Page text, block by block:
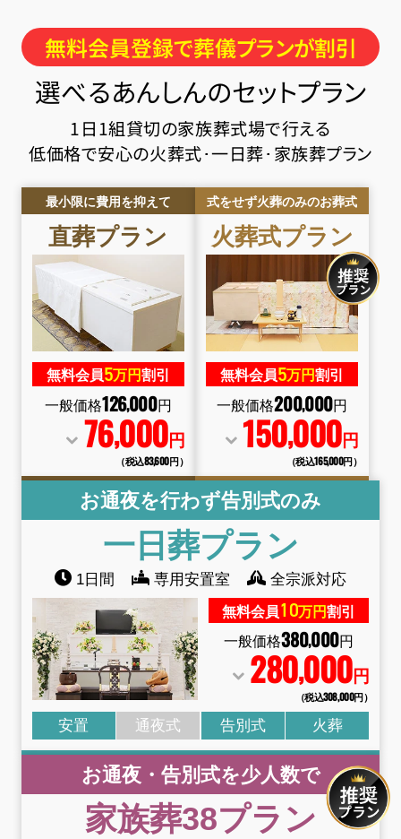
無料会員登録で葬儀プランが割引
選べるあんしんのセットプラン
1日1組貸切の家族葬式場で行える
低価格で安心の火葬式･一日葬･家族葬プラン
最小限に費用を抑えて
直葬プラン
無料会員5万円割引
一般価格126,000円
76,000円
（税込83,600円）
式をせず火葬のみのお葬式
火葬式プラン
無料会員5万円割引
一般価格200,000円
150,000円
（税込165,000円）
お通夜を行わず告別式のみ
一日葬プラン
1日間 専用安置室 全宗派対応
無料会員10万円割引
一般価格380,000円
280,000円
（税込308,000円）
安置 通夜式 告別式 火葬
お通夜・告別式を少人数で
家族葬38プラン